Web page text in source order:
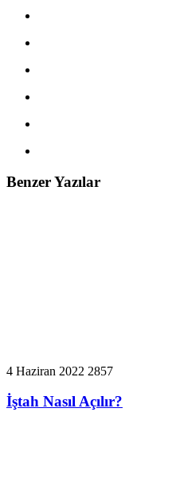
Benzer Yazılar
4 Haziran 2022 2857
İştah Nasıl Açılır?